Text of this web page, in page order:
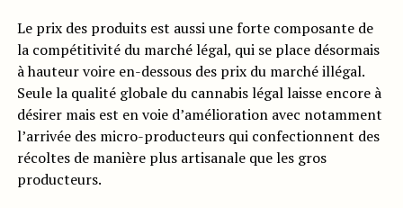
Le prix des produits est aussi une forte composante de
la compétitivité du marché légal, qui se place désormais
à hauteur voire en-dessous des prix du marché illégal.
Seule la qualité globale du cannabis légal laisse encore à
désirer mais est en voie d’amélioration avec notamment
l’arrivée des micro-producteurs qui confectionnent des
récoltes de manière plus artisanale que les gros
producteurs.